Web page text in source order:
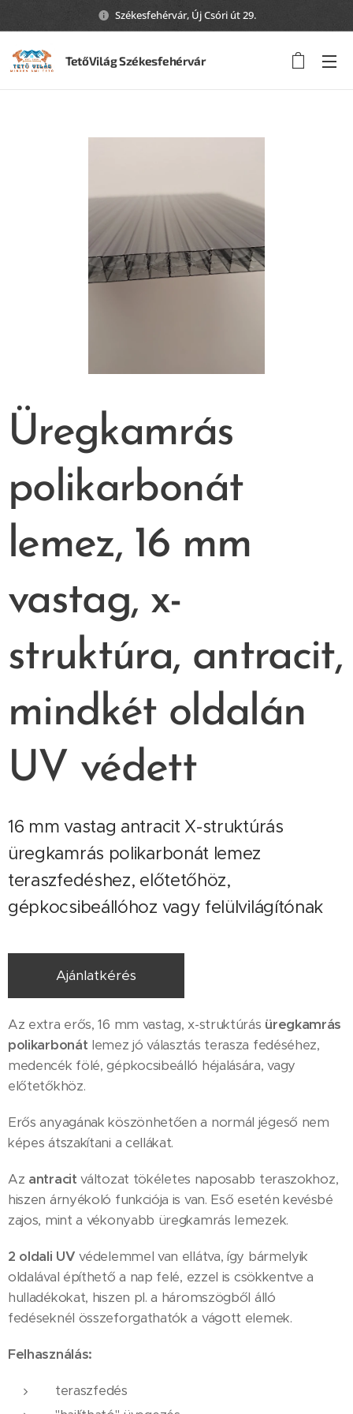
Székesfehérvár, Új Csóri út 29.
TetőVilág Székesfehérvár
Üregkamrás
polikarbonát
lemez, 16 mm
vastag, x-
struktúra, antracit,
mindkét oldalán
UV védett
16 mm vastag antracit X-struktúrás
üregkamrás polikarbonát lemez
teraszfedéshez, előtetőhöz,
gépkocsibeállóhoz vagy felülvilágítónak
Ajánlatkérés
Az extra erős, 16 mm vastag, x-struktúrás üregkamrás
polikarbonát lemez jó választás terasza fedéséhez,
medencék fölé, gépkocsibeálló héjalására, vagy
előtetőkhöz.
Erős anyagának köszönhetően a normál jégeső nem
képes átszakítani a cellákat.
Az antracit változat tökéletes naposabb teraszokhoz,
hiszen árnyékoló funkciója is van. Eső esetén kevésbé
zajos, mint a vékonyabb üregkamrás lemezek.
2 oldali UV védelemmel van ellátva, így bármelyik
oldalával építhető a nap felé, ezzel is csökkentve a
hulladékokat, hiszen pl. a háromszögből álló
fedéseknél összeforgathatók a vágott elemek.
Felhasználás:
teraszfedés